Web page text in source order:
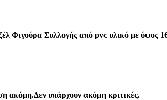
Φιγούρα Συλλογής από pvc υλικό με ύψος
ακόμη.Δεν υπάρχουν ακόμη κριτικές.